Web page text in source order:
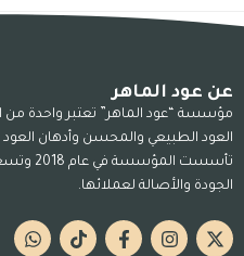
عن عود الماهر
مؤسسة “عود الماهر” تعتبر واحدة
العود الطبيعي والمحسن وأدهان العود
تأسست
الجودة والأصالة لعملائها.